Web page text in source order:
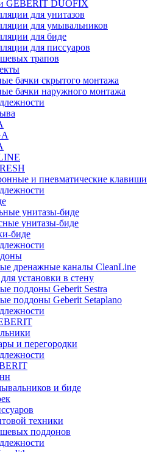
GEBERIT DUOFIX
для унитазов
для умывальников
для биде
для писсуаров
трапов
бачки скрытого монтажа
бачки наружного монтажа
и пневматические клавиши
унитазы-биде
унитазы-биде
биде
дренажные каналы CleanLine
установки в стену
поддоны Geberit Sestra
поддоны Geberit Setaplano
и перегородки
и биде
техники
поддонов